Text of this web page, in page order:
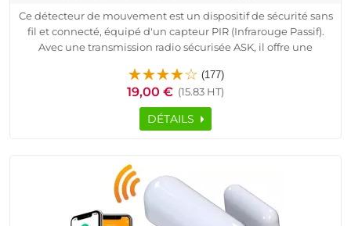
Ce détecteur de mouvement est un dispositif de sécurité sans
fil et connecté, équipé d'un capteur PIR (Infrarouge Passif).
Avec une transmission radio sécurisée ASK, il offre une
et plus encore.
Alimenté par une batterie lithium-ion, il garantit une bonne
autonomie. Disponible en deux versions avec une
technologie de détection avancée, une auto-protection
Contrôlez-le à distance via une application mobile dédiée et
recevez des notifications en temps réel sur l'état de votre
détecteur de mouvement pour assurer une tranquillité
(177)
19,00 € (15.83 HT)
DÉTAILS